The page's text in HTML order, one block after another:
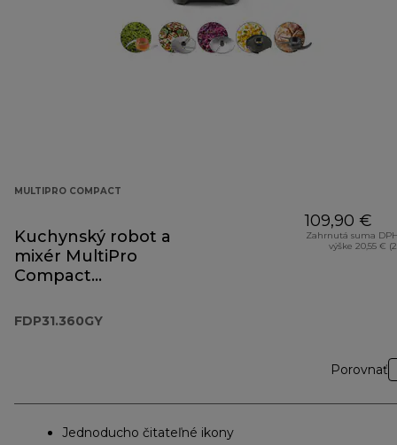
MULTIPRO COMPACT
Kuchynský robot a
mixér MultiPro
Compact
FDP31.360GY
109,90 €
Zahrnutá suma
výške 20,55 €
Porovnať
Jednoducho čitateľné ikony